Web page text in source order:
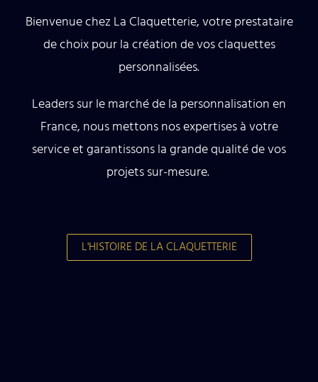
Bienvenue chez La Claquetterie, votre prestataire
de choix pour la création de vos claquettes
personnalisées.
Leaders sur le marché de la personnalisation en
France, nous mettons nos expertises à votre
service et garantissons la grande qualité de vos
projets sur-mesure.
L'HISTOIRE DE LA CLAQUETTERIE